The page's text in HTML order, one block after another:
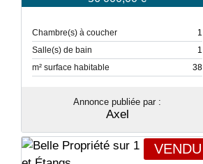
Chambre(s) à coucher
1
Salle(s) de bain
1
m² surface habitable
38
Annonce publiée par :
Axel
VENDU